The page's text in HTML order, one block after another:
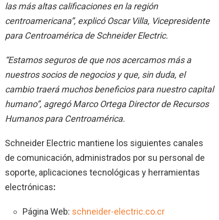
las más altas calificaciones en la región
centroamericana”, explicó Oscar Villa, Vicepresidente
para Centroamérica de Schneider Electric.
“Estamos seguros de que nos acercamos más a
nuestros socios de negocios y que, sin duda, el
cambio traerá muchos beneficios para nuestro capital
humano”, agregó Marco Ortega Director de Recursos
Humanos para Centroamérica.
Schneider Electric mantiene los siguientes canales
de comunicación, administrados por su personal de
soporte, aplicaciones tecnológicas y herramientas
electrónicas:
Página Web: schneider-electric.co.cr